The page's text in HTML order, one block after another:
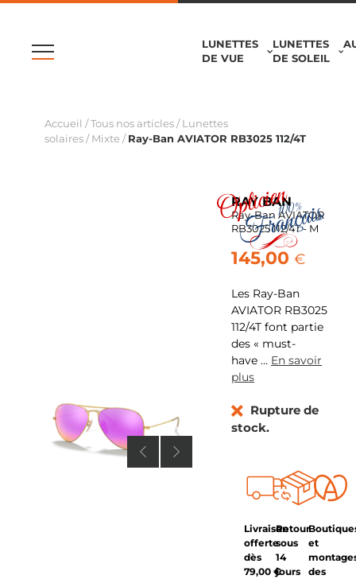
LUNETTES
DE VUE
LUNETTES
DE SOLEIL
Accueil /Tous nos articles / Lunettes
solaires / Mixte / Ray-Ban AVIATOR RB3025 112/4T
RAY BAN
Ray-Ban AVIATOR
RB3025 112/4T - M
145,00 €
Les Ray-Ban
AVIATOR RB3025
112/4T font partie
des « must-
have … En savoir
plus
Rupture de
stock.
Livraison
offerte
dès
79,00 €
Retour
sous
14
jours
et
des